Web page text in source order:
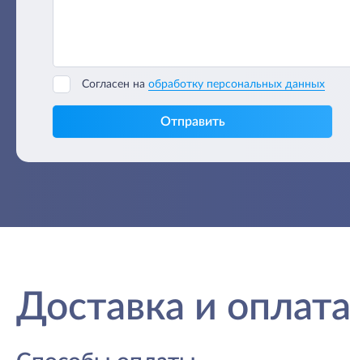
Согласен на обработку персональных данных
Отправить
Доставка и оплата